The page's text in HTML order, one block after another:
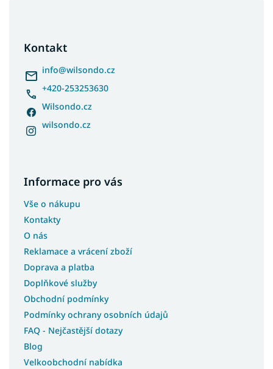
Kontakt
info@wilsondo.cz
+420-253253630
Wilsondo.cz
wilsondo.cz
Informace pro vás
Vše o nákupu
Kontakty
O nás
Reklamace a vrácení zboží
Doprava a platba
Doplňkové služby
Obchodní podmínky
Podmínky ochrany osobních údajů
FAQ - Nejčastější dotazy
Blog
Velkoobchodní nabídka